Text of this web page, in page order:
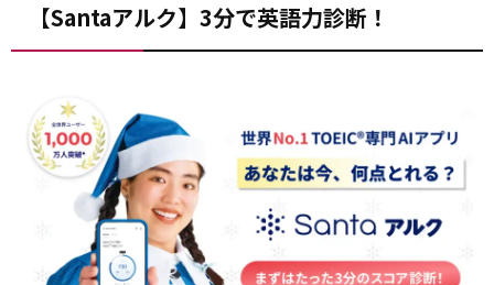
【Santaアルク】3分で英語力診断！